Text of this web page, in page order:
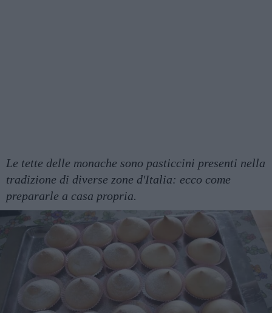
Le tette delle monache sono pasticcini presenti nella
tradizione di diverse zone d'Italia: ecco come
prepararle a casa propria.